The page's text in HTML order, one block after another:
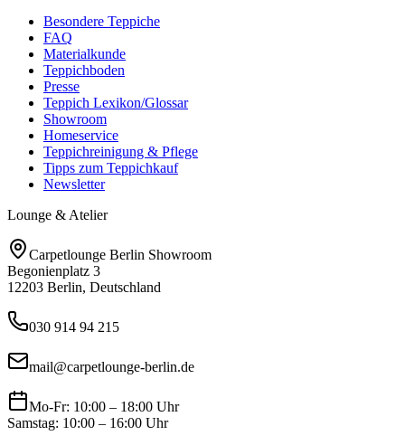
Besondere Teppiche
FAQ
Materialkunde
Teppichboden
Presse
Teppich Lexikon/Glossar
Showroom
Homeservice
Teppichreinigung & Pflege
Tipps zum Teppichkauf
Newsletter
Lounge & Atelier
Carpetlounge Berlin Showroom
Begonienplatz 3
12203 Berlin, Deutschland
030 914 94 215
mail@carpetlounge-berlin.de
Mo-Fr: 10:00 – 18:00 Uhr
Samstag: 10:00 – 16:00 Uhr